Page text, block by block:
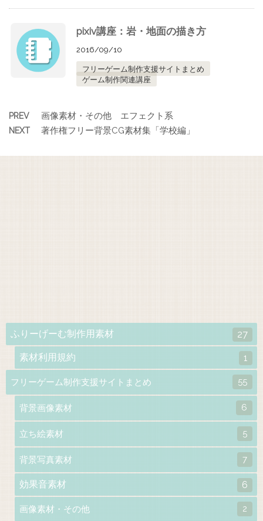
pixiv講座：岩・地面の描き方
2016/09/10
フリーゲーム制作支援サイトまとめ
ゲーム制作関連講座
PREV 画像素材・その他 エフェクト系
NEXT 著作権フリー背景CG素材集「学校編」
ふりーげーむ制作用素材 27
素材利用規約 1
フリーゲーム制作支援サイトまとめ 55
背景画像素材 6
立ち絵素材 5
背景写真素材 7
効果音素材 6
画像素材・その他 2